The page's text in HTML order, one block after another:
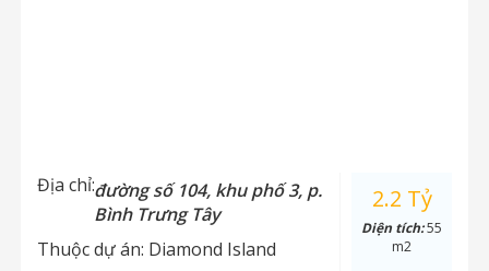
Địa chỉ:đường số 104, khu phố 3, p.
Bình Trưng Tây
Thuộc dự án: Diamond Island
2.2 Tỷ
Diện tích:55
m2